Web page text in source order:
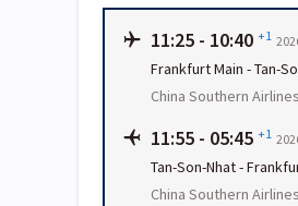
11:25 - 10:40 +1
Frankfurt Main -Tan-
China Southern
11:55 - 05:45 +1
Tan-Son-Nhat-
China Southern